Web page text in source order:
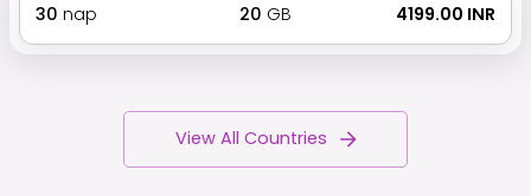
30 nap 20 GB ₹ 4199.00 INR
View All Countries